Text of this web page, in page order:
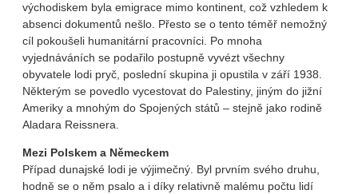
východiskem byla emigrace mimo kontinent, což vzhledem k
absenci dokumentů nešlo. Přesto se o tento téměř nemožný
cíl pokoušeli humanitární pracovníci. Po mnoha
vyjednáváních se podařilo postupně vyvézt všechny
obyvatele lodi pryč, poslední skupina ji opustila v září 1938.
Některým se povedlo vycestovat do Palestiny, jiným do jižní
Ameriky a mnohým do Spojených států – stejně jako rodině
Aladara Reissnera.
Mezi Polskem a Německem
Případ dunajské lodi je výjimečný. Byl prvním svého druhu,
hodně se o něm psalo a i díky relativně malému počtu lidí